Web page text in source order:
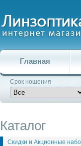
Главная
Срок ношения
Каталог
Скидки и Акционные